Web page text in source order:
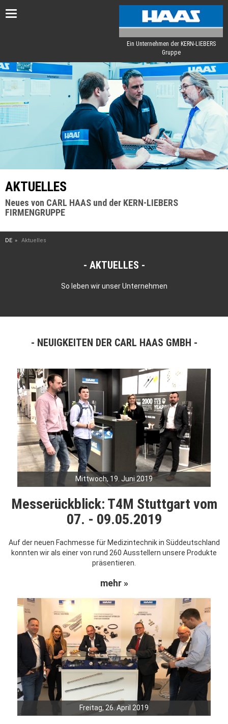
Toggle
Ein Unternehmen der KERN-LIEBERS
Gruppe
AKTUELLES
Neues von CARL HAAS und der KERN-LIEBERS
FIRMENGRUPPE
DE Aktuelles
AKTUELLES
So leben wir unser Unternehmen
NEUIGKEITEN DER CARL HAAS GMBH
Mittwoch, 19. Juni 2019
Messerückblick: T4M Stuttgart vom
07. - 09.05.2019
Auf der neuen Fachmesse für Medizintechnik in Süddeutschland
konnten wir als einer von rund 260 Ausstellern unsere Produkte
präsentieren.
mehr »
Freitag, 26. April 2019